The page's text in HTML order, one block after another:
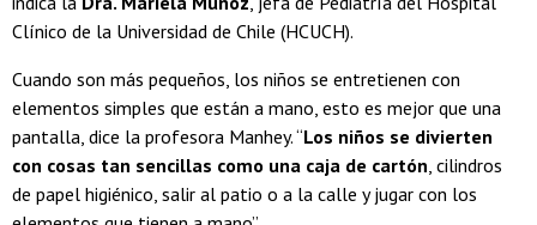
Clínico de la Universidad de Chile (HCUCH).
Cuando son más pequeños, los niños se entretienen con
elementos simples que están a mano, esto es mejor que una
pantalla, dice la profesora Manhey. “Los niños se divierten
con cosas tan sencillas como una caja de cartón, cilindros
de papel higiénico, salir al patio o a la calle y jugar con los